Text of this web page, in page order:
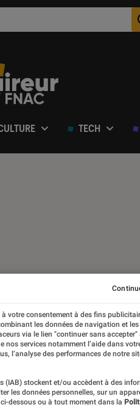
TECH
votre consentement à des fins
les données de navigation et
via le lien "continuer sans accepter"
nos services notamment l’aide dans
l’analyse des performances de notre
(IAB) stockent et/ou accèdent à des
les données personnelles, sur un
dessous ou à tout moment dans la